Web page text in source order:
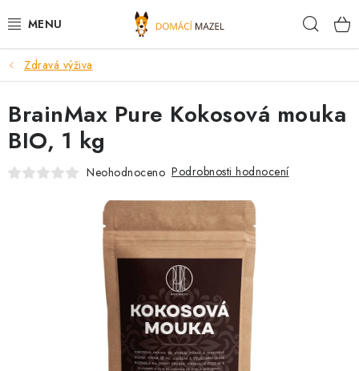
na
DOPORUČUJEME
VÝPRODEJ SKLADU
PSI
PRO CHOVATELE
Zdravá výživa
BrainMax Pure Kokosová mouka
BIO, 1 kg
Neohodnoceno Podrobnosti hodnocení